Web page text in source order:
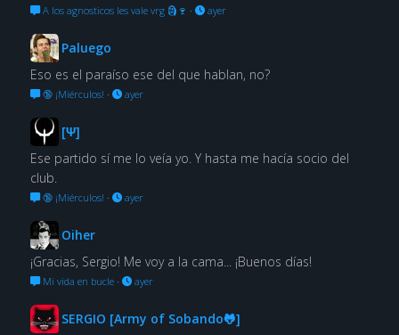
A los agnosticos les vale vrg 🗿🍷 · ayer
Paluego
Eso es el paraíso ese del que hablan, no?
🔞 ¡Miérculos! · ayer
[Ψ]
Ese partido sí me lo veía yo. Y hasta me hacía socio del
club.
🔞 ¡Miérculos! · ayer
Oiher
¡Gracias, Sergio! Me voy a la cama... ¡Buenos días!
Mi vida en bucle· ayer
SERGIO [Army of Sobando🐸]